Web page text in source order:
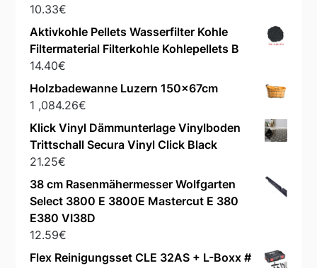
10.33€
Aktivkohle Pellets Wasserfilter Kohle
Filtermaterial Filterkohle Kohlepellets B
14.40€
Holzbadewanne Luzern 150x67cm
1 ,084.26€
Klick Vinyl Dämmunterlage Vinylboden
Trittschall Secura Vinyl Click Black
21.25€
38 cm Rasenmähermesser Wolfgarten
Select 3800 E 3800E Mastercut E 380
E380 VI38D
12.59€
Flex Reinigungsset CLE 32AS + L-Boxx #